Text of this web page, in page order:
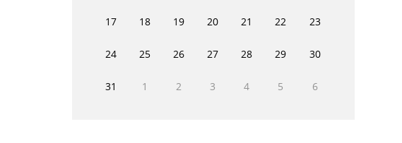
17 18 19 20 21 22 23
24 25 26 27 28 29 30
31 1 2 3 4 5 6